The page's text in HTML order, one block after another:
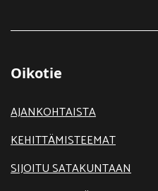
Oikotie
AJANKOHTAISTA
KEHITTÄMISTEEMAT
SIJOITU SATAKUNTAAN